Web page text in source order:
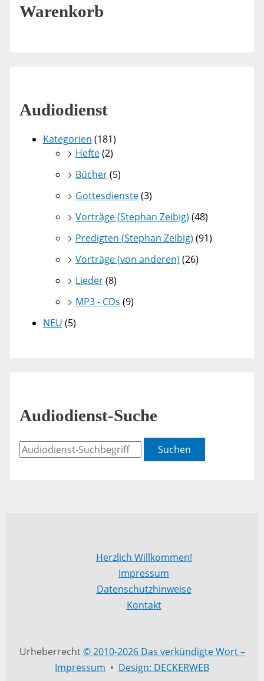
Warenkorb
Audiodienst
Kategorien (181)
Hefte(2)
Bücher(5)
Gottesdienste(3)
Vorträge (Stephan Zeibig) (48)
Predigten (Stephan Zeibig) (91)
Vorträge (von anderen) (26)
Lieder(8)
MP3 - CDs (9)
NEU (5)
Audiodienst-Suche
Suchen
Herzlich Willkommen!
Impressum
Datenschutzhinweise
Kontakt
Urheberrecht© 2010-2026 Das verkündigte Wort –
Impressum • Design: DECKERWEB